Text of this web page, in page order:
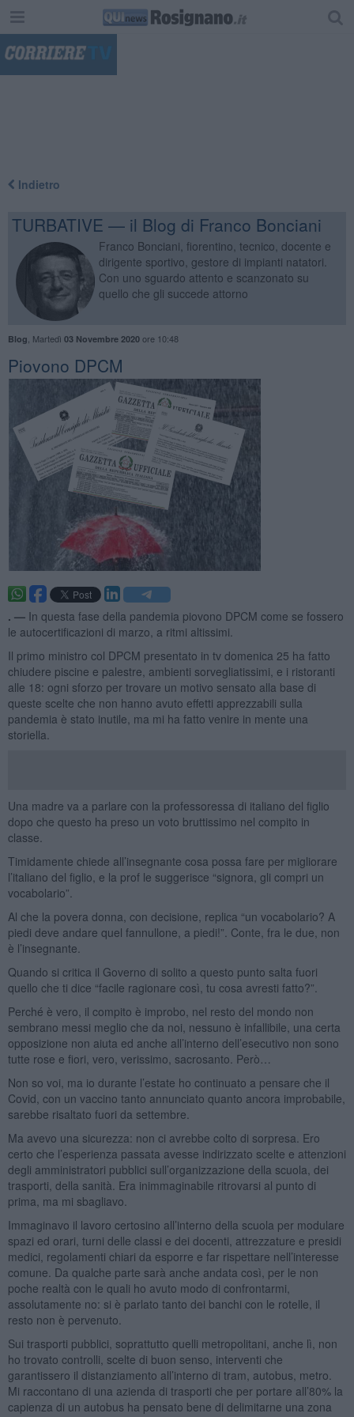
Indietro
TURBATIVE — il Blog di Franco Bonciani
Franco Bonciani, fiorentino, tecnico, docente e
dirigente sportivo, gestore di impianti natatori.
Con uno sguardo attento e scanzonato su
quello che gli succede attorno
Blog Martedì 03 Novembre 2020ore 10:48
Piovono DPCM
. — In questa fase della pandemia piovono DPCM come se fossero
le autocertificazioni di marzo, a ritmi altissimi.
Il primo ministro col DPCM presentato in tv domenica 25 ha fatto
chiudere piscine e palestre, ambienti sorvegliatissimi, e i ristoranti
alle 18: ogni sforzo per trovare un motivo sensato alla base di
queste scelte che non hanno avuto effetti apprezzabili sulla
pandemia è stato inutile, ma mi ha fatto venire in mente una
storiella.
Una madre va a parlare con la professoressa di italiano del figlio
dopo che questo ha preso un voto bruttissimo nel compito in
classe.
Timidamente chiede all’insegnante cosa possa fare per migliorare
l’italiano del figlio, e la prof le suggerisce “signora, gli compri un
vocabolario”.
Al che la povera donna, con decisione, replica “un vocabolario? A
piedi deve andare quel fannullone, a piedi!”. Conte, fra le due, non
è l’insegnante.
Quando si critica il Governo di solito a questo punto salta fuori
quello che ti dice “facile ragionare così, tu cosa avresti fatto?”.
Perché è vero, il compito è improbo, nel resto del mondo non
sembrano messi meglio che da noi, nessuno è infallibile, una certa
opposizione non aiuta ed anche all’interno dell’esecutivo non sono
tutte rose e fiori, vero, verissimo, sacrosanto. Però…
Non so voi, ma io durante l’estate ho continuato a pensare che il
Covid, con un vaccino tanto annunciato quanto ancora improbabile,
sarebbe risaltato fuori da settembre.
Ma avevo una sicurezza: non ci avrebbe colto di sorpresa. Ero
certo che l’esperienza passata avesse indirizzato scelte e attenzioni
degli amministratori pubblici sull’organizzazione della scuola, dei
trasporti, della sanità. Era inimmaginabile ritrovarsi al punto di
prima, ma mi sbagliavo.
Immaginavo il lavoro certosino all’interno della scuola per modulare
spazi ed orari, turni delle classi e dei docenti, attrezzature e presidi
medici, regolamenti chiari da esporre e far rispettare nell’interesse
comune. Da qualche parte sarà anche andata così, per le non
poche realtà con le quali ho avuto modo di confrontarmi,
assolutamente no: si è parlato tanto dei banchi con le rotelle, il
resto non è pervenuto.
Sui trasporti pubblici, soprattutto quelli metropolitani, anche lì, non
ho trovato controlli, scelte di buon senso, interventi che
garantissero il distanziamento all’interno di tram, autobus, metro.
Mi raccontano di una azienda di trasporti che per portare all’80% la
capienza di un autobus ha pensato bene di delimitarne una zona